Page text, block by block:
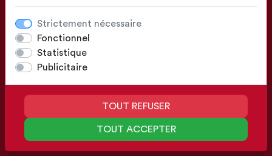
Strictement nécessaire
Fonctionnel
Statistique
Publicitaire
TOUT REFUSER
TOUT ACCEPTER
Sur mesure ou Standards